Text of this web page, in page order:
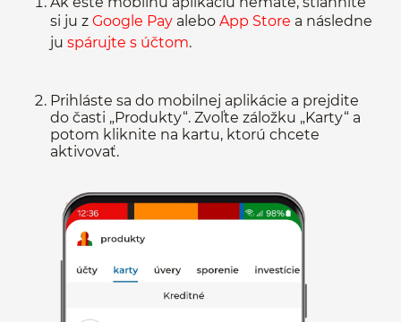
si ju z Google Pay alebo App Store a následne
ju spárujte s účtom.
Prihláste sa do mobilnej aplikácie a prejdite
do časti „Produkty“. Zvoľte záložku „Karty“ a
potom kliknite na kartu, ktorú chcete
aktivovať.